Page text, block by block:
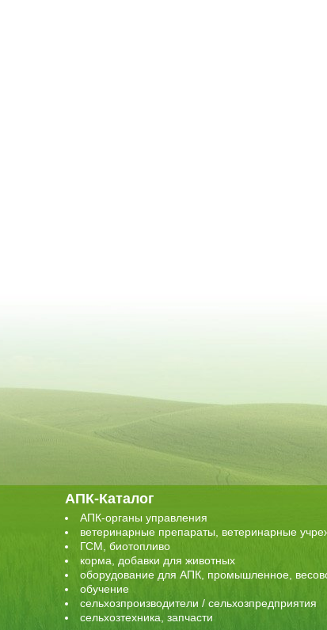
АПК-Каталог
АПК-органы управления
ветеринарные препараты, ветеринарные
ГСМ, биотопливо
корма, добавки для животных
оборудование для АПК, промышленное,
обучение
сельхозпроизводители / сельхозпредприятия
сельхозтехника, запчасти